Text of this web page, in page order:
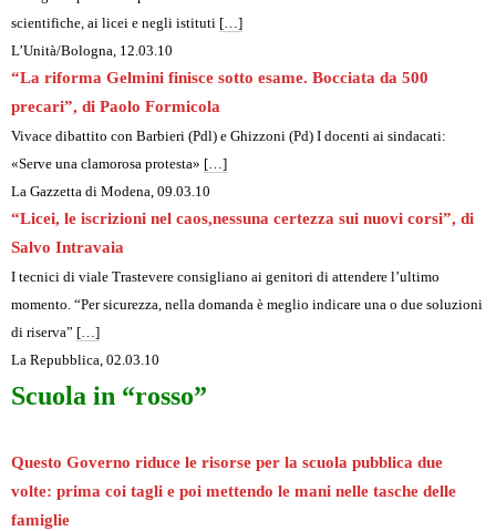
scientifiche, ai licei e negli istituti […]
L’Unità/Bologna, 12.03.10
“La riforma Gelmini finisce sotto esame. Bocciata da 500
precari”, di Paolo Formicola
Vivace dibattito con Barbieri (Pdl) e Ghizzoni (Pd) I docenti ai sindacati:
«Serve una clamorosa protesta» […]
La Gazzetta di Modena, 09.03.10
“Licei, le iscrizioni nel caos,nessuna certezza sui nuovi corsi”, di
Salvo Intravaia
I tecnici di viale Trastevere consigliano ai genitori di attendere l’ultimo
momento. “Per sicurezza, nella domanda è meglio indicare una o due soluzioni
di riserva” […]
La Repubblica, 02.03.10
Scuola in “rosso”
Questo Governo riduce le risorse per la scuola pubblica due
volte: prima coi tagli e poi mettendo le mani nelle tasche delle
famiglie